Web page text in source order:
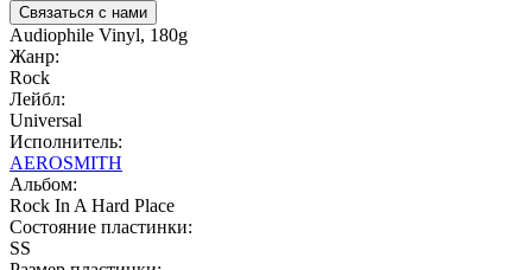
Связаться с нами
Audiophile Vinyl, 180g
Жанр:
Rock
Лейбл:
Universal
Исполнитель:
AEROSMITH
Альбом:
Rock In A Hard Place
Состояние пластинки:
SS